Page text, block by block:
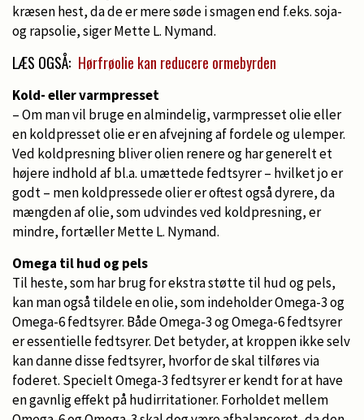
kræsen hest, da de er mere søde i smagen end f.eks. soja-
og rapsolie, siger Mette L. Nymand.
LÆS OGSÅ: Hørfrøolie kan reducere ormebyrden
Kold- eller varmpresset
– Om man vil bruge en almindelig, varmpresset olie eller
en koldpresset olie er en afvejning af fordele og ulemper.
Ved koldpresning bliver olien renere og har generelt et
højere indhold af bl.a. umættede fedtsyrer – hvilket jo er
godt – men koldpressede olier er oftest også dyrere, da
mængden af olie, som udvindes ved koldpresning, er
mindre, fortæller Mette L. Nymand.
Omega til hud og pels
Til heste, som har brug for ekstra støtte til hud og pels,
kan man også tildele en olie, som indeholder Omega-3 og
Omega-6 fedtsyrer. Både Omega-3 og Omega-6 fedtsyrer
er essentielle fedtsyrer. Det betyder, at kroppen ikke selv
kan danne disse fedtsyrer, hvorfor de skal tilføres via
foderet. Specielt Omega-3 fedtsyrer er kendt for at have
en gavnlig effekt på hudirritationer. Forholdet mellem